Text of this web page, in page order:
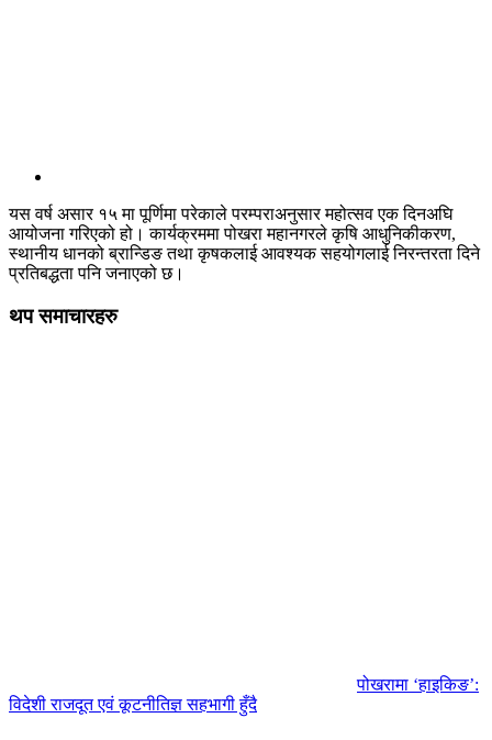
यस वर्ष असार १५ मा पूर्णिमा परेकाले परम्पराअनुसार महोत्सव एक दिनअघि
आयोजना गरिएको हो। कार्यक्रममा पोखरा महानगरले कृषि आधुनिकीकरण,
स्थानीय धानको ब्रान्डिङ तथा कृषकलाई आवश्यक सहयोगलाई निरन्तरता दिने
प्रतिबद्धता पनि जनाएको छ।
थप समाचारहरु
पोखरामा ‘हाइकिङ’:
विदेशी राजदूत एवं कूटनीतिज्ञ सहभागी हुँदै